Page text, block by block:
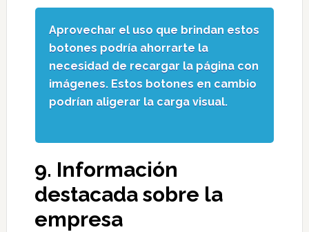
Aprovechar el uso que brindan estos
botones podría ahorrarte la
necesidad de recargar la página con
imágenes. Estos botones en cambio
podrían aligerar la carga visual.
9. Información
destacada sobre la
empresa